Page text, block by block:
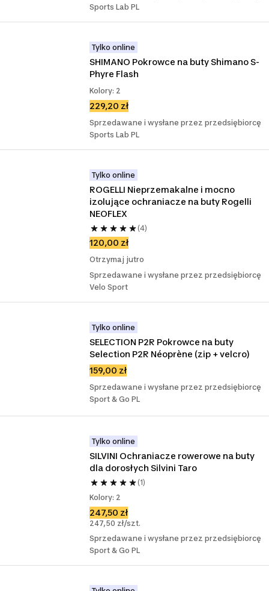
Sports Lab PL
Tylko online
SHIMANO Pokrowce na buty Shimano S-
Phyre Flash
Kolory: 2
229,20 zł
Sprzedawane i wysłane przez przedsiębiorcę
Sports Lab PL
Tylko online
ROGELLI Nieprzemakalne i mocno
izolujące ochraniacze na buty Rogelli
NEOFLEX
(4)
120,00 zł
Otrzymaj jutro
Sprzedawane i wysłane przez przedsiębiorcę
Velo Sport
Tylko online
SELECTION P2R Pokrowce na buty
Selection P2R Néoprène (zip + velcro)
159,00 zł
Sprzedawane i wysłane przez przedsiębiorcę
Sport & Go PL
Tylko online
SILVINI Ochraniacze rowerowe na buty
dla dorosłych Silvini Taro
(1)
Kolory: 2
247,50 zł
247,50 zł/szt.
Sprzedawane i wysłane przez przedsiębiorcę
Sport & Go PL